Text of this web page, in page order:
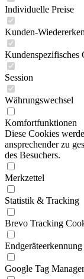
Individuelle Preise
Kunden-
Kundenspezifisches
Session
Währungswechsel
Komfortfunktionen
Diese Cookies
ansprechender zu
des Besuchers.
Merkzettel
Statistik & Tracking
Brevo Tracking
Endgeräteerkennung
Google Tag Manager